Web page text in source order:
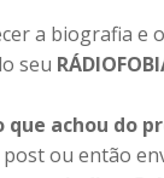
a biografia e
seu
que achou do
ou então